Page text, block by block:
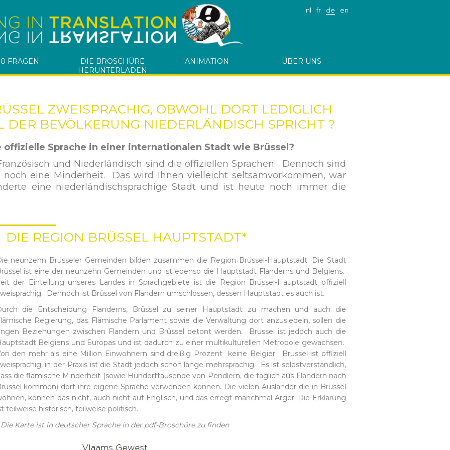
nl fr de en
FRAGEN
DIE BROSCHÜRE
HERUNTERLADEN
ANIMATION ÜBER UNS
ZWEISPRACHIG, OBWOHL DORT LEDIGLICH
DER BEVÖLKERUNG NIEDERLÄNDISCH SPRICHT ?
Sprache in einer internationalen Stadt wie Brüssel?
und Niederländisch sind die offiziellen Sprachen. Dennoch sind
eine Minderheit. Das wird Ihnen vielleicht seltsamvorkommen, war
eine niederländischsprachige Stadt und ist heute noch immer die
DIE REGION BRÜSSEL HAUPTSTADT*
neunzehn Brüsseler Gemeinden bilden zusammen die Region Brüssel-Hauptstadt. Die Stadt
ist eine der neunzehn Gemeinden und ist ebenso die Hauptstadt Flanderns und Belgiens.
der Einteilung unseres Landes in Sprachgebiete ist die Region Brüssel-Hauptstadt offiziell
Dennoch ist Brüssel von Flandern umschlossen, dessen Hauptstadt es auch ist.
die Entscheidung Flanderns, Brüssel zu seiner Hauptstadt zu machen und auch die
Regierung, das Flämische Parlament sowie die Verwaltung dort anzusiedeln, sollen die
Beziehungen zwischen Flandern und Brüssel betont werden. Brüssel ist jedoch auch die
Belgiens und Europas und ist dadurch zu einer multikulturellen Metropole gewachsen.
den mehr als eine Million Einwohnern sind dreißig Prozent keine Belgier. Brüssel ist offiziell
in der Praxis ist die Stadt jedoch schon lange mehrsprachig. Es ist selbstverständlich,
die flämische Minderheit (sowie Hunderttausende von Pendlern, die täglich aus Flandern nach
kommen) dort ihre eigene Sprache verwenden können. Die vielen Ausländer die in Brüssel
können das nicht, auch nicht auf Englisch, und das erregt manchmal Ärger. Die Erklärung
teilweise historisch, teilweise politisch.
Die Karte ist in deutscher Sprache in der pdf-Broschüre zu finden